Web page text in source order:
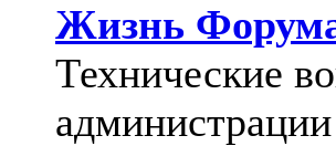
Жизнь
Технические